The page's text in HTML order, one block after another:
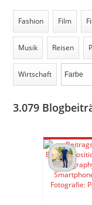
Fashion Film
Musik Reisen
Wirtschaft
3.079